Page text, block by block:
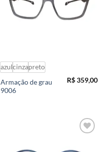
azulcinzapreto
Armação de grau
9006
R$359,00